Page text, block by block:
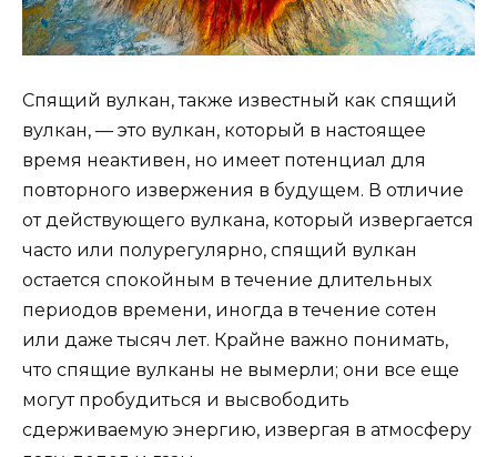
Спящий вулкан, также известный как спящий
вулкан, — это вулкан, который в настоящее
время неактивен, но имеет потенциал для
повторного извержения в будущем. В отличие
от действующего вулкана, который извергается
часто или полурегулярно, спящий вулкан
остается спокойным в течение длительных
периодов времени, иногда в течение сотен
или даже тысяч лет. Крайне важно понимать,
что спящие вулканы не вымерли; они все еще
могут пробудиться и высвободить
сдерживаемую энергию, извергая в атмосферу